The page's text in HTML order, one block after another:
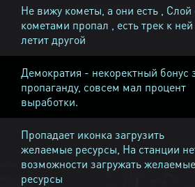
Не вижу кометы, а они есть , Слой
кометами пропал , есть трек к ней
летит другой
Демократия - некоректный бонус
пропаганду, совсем мал процент
выработки.
Пропадает иконка загрузить
желаемые ресурсы, На станции
возможности загружать желаемые
ресурсы